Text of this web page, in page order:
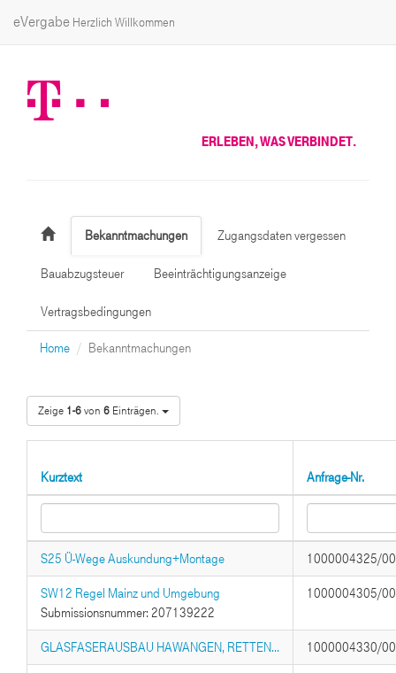
eVergabe Herzlich Willkommen
ERLEBEN, WAS VERBINDET.
Bekanntmachungen Zugangsdaten vergessen
Bauabzugsteuer Beeinträchtigungsanzeige
Vertragsbedingungen
Home Bekanntmachungen
Zeige 1-6von 6 Einträgen.
Kurztext Anfrage-Nr.
S25 Ü-Wege Auskundung+Montage 1000004325/
SW12 Regel Mainz und Umgebung
Submissionsnummer: 207139222
1000004305/
GLASFASERAUSBAU HAWANGEN, RETTEN... 1000004330/